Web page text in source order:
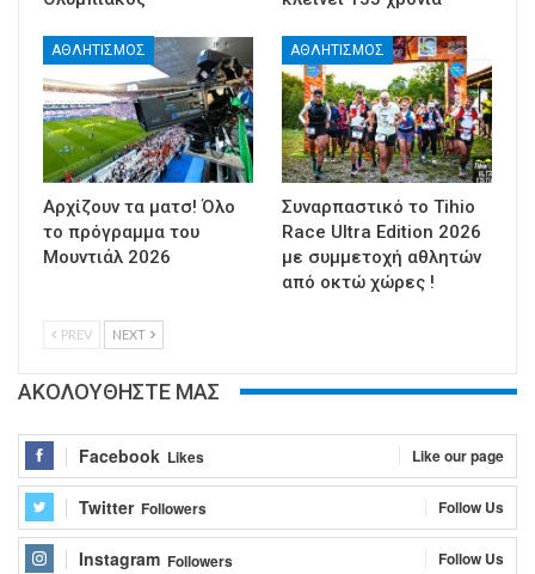
ΑΘΛΗΤΙΣΜΟΣ
Αρχίζουν τα ματσ! Όλο
το πρόγραμμα του
Μουντιάλ 2026
ΑΘΛΗΤΙΣΜΟΣ
Συναρπαστικό το Tihio
Race Ultra Edition 2026
με συμμετοχή αθλητών
από οκτώ χώρες !
PREV NEXT
ΑΚΟΛΟΥΘΗΣΤΕ ΜΑΣ
Facebook Likes Like our page
Twitter Followers Follow Us
Instagram Followers Follow Us